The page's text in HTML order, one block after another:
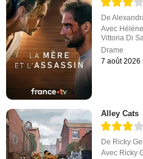
De
Avec
Vittoria Di
Drame
7 août 2026
Alley Cats
De Ricky
Avec Ricky